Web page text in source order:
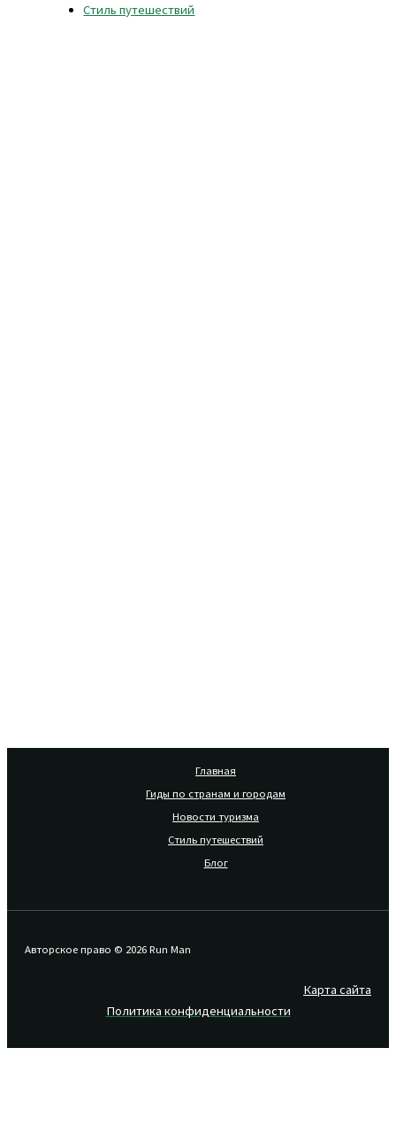
Стиль путешествий
Главная
Гиды по странам и городам
Новости туризма
Стиль путешествий
Блог
Авторское право © 2026 Run Man
Карта сайта
Политика конфиденциальности